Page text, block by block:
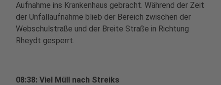
Aufnahme ins Krankenhaus gebracht. Während der Zeit
der Unfallaufnahme blieb der Bereich zwischen der
Webschulstraße und der Breite Straße in Richtung
Rheydt gesperrt.
08:38: Viel Müll nach Streiks